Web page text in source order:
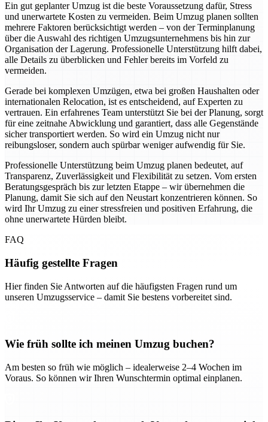
Ein gut geplanter Umzug ist die beste Voraussetzung dafür, Stress
und unerwartete Kosten zu vermeiden. Beim Umzug planen sollten
mehrere Faktoren berücksichtigt werden – von der Terminplanung
über die Auswahl des richtigen Umzugsunternehmens bis hin zur
Organisation der Lagerung. Professionelle Unterstützung hilft dabei,
alle Details zu überblicken und Fehler bereits im Vorfeld zu
vermeiden.
Gerade bei komplexen Umzügen, etwa bei großen Haushalten oder
internationalen Relocation, ist es entscheidend, auf Experten zu
vertrauen. Ein erfahrenes Team unterstützt Sie bei der Planung, sorgt
für eine zeitnahe Abwicklung und garantiert, dass alle Gegenstände
sicher transportiert werden. So wird ein Umzug nicht nur
reibungsloser, sondern auch spürbar weniger aufwendig für Sie.
Professionelle Unterstützung beim Umzug planen bedeutet, auf
Transparenz, Zuverlässigkeit und Flexibilität zu setzen. Vom ersten
Beratungsgespräch bis zur letzten Etappe – wir übernehmen die
Planung, damit Sie sich auf den Neustart konzentrieren können. So
wird Ihr Umzug zu einer stressfreien und positiven Erfahrung, die
ohne unerwartete Hürden bleibt.
FAQ
Häufig gestellte Fragen
Hier finden Sie Antworten auf die häufigsten Fragen rund um
unseren Umzugsservice – damit Sie bestens vorbereitet sind.
Wie früh sollte ich meinen Umzug buchen?
Am besten so früh wie möglich – idealerweise 2–4 Wochen im
Voraus. So können wir Ihren Wunschtermin optimal einplanen.